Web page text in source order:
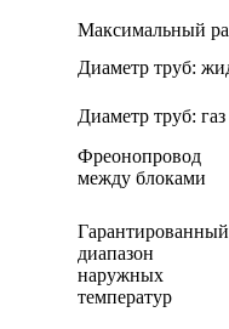
Максимальный
Диаметр труб:
Диаметр труб: газ
Фреонопровод
между блоками
Гарантированный
диапазон
наружных
температур